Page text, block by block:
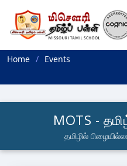
Home Events
MOTS -
தமிழில்